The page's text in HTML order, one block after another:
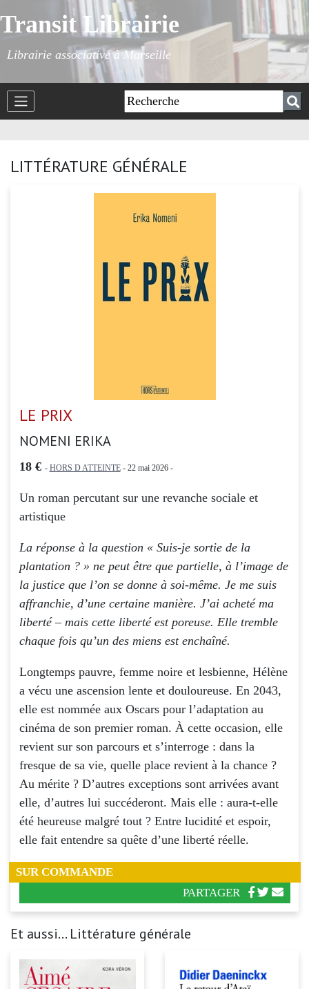
Transit Librairie
Librairie associative à Marseille
LITTÉRATURE GÉNÉRALE
LE PRIX
NOMENI ERIKA
18 € - HORS D ATTEINTE- 22 mai 2026 -
Un roman percutant sur une revanche sociale et
artistique
La réponse à la question « Suis-je sortie de la
plantation ? » ne peut être que partielle, à l’image de
la justice que l’on se donne à soi-même. Je me suis
affranchie, d’une certaine manière. J’ai acheté ma
liberté – mais cette liberté est poreuse. Elle tremble
chaque fois qu’un des miens est enchaîné.
Longtemps pauvre, femme noire et lesbienne, Hélène
a vécu une ascension lente et douloureuse. En 2043,
elle est nommée aux Oscars pour l’adaptation au
cinéma de son premier roman. À cette occasion, elle
revient sur son parcours et s’interroge : dans la
fresque de sa vie, quelle place revient à la chance ?
Au mérite ? D’autres exceptions sont arrivées avant
elle, d’autres lui succéderont. Mais elle : aura-t-elle
été heureuse malgré tout ? Entre lucidité et espoir,
elle fait entendre sa quête d’une liberté réelle.
SUR COMMANDE
PARTAGER
Et aussi... Littérature générale